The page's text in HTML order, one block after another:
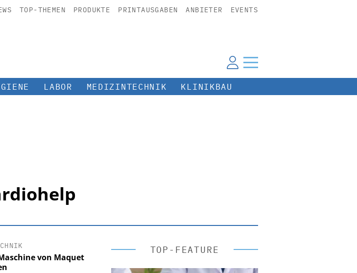
TOP-THEMEN PRODUKTE PRINTAUSGABEN ANBIETER EVENTS
LABOR MEDIZINTECHNIK KLINIKBAU
von Maquet
TOP-FEATURE